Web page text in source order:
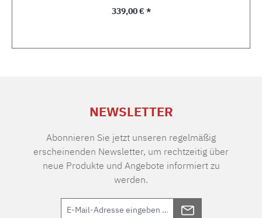
Regulärer Preis:
339,00 € *
NEWSLETTER
Abonnieren Sie jetzt unseren regelmäßig
erscheinenden Newsletter, um rechtzeitig über
neue Produkte und Angebote informiert zu
werden.